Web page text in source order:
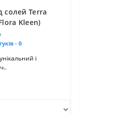
солей Terra
Kleen)
- 0
і